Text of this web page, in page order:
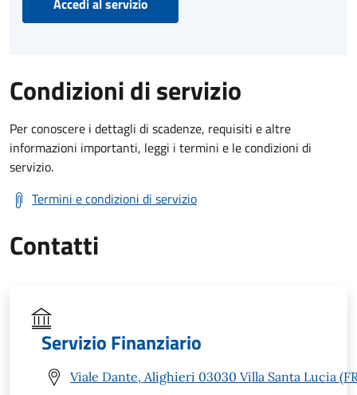
Condizioni di servizio
Per conoscere i dettagli di scadenze, requisiti e altre
informazioni importanti, leggi i termini e le condizioni di
servizio.
Termini e condizioni di servizio
Contatti
Servizio Finanziario
Viale Dante, Alighieri 03030 Villa Santa Lucia